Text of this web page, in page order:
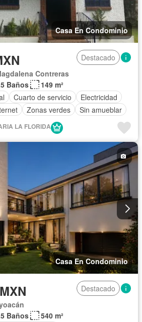
Casa En Condominio
Destacado
Contreras
Baños
149 m²
Cuarto de servicio
Electricidad
Zonas verdes Sin amueblar
LA FLORIDA
Casa En Condominio
Destacado
Baños
540 m²